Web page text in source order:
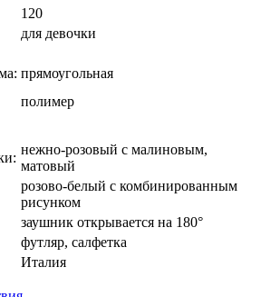
120
для девочки
прямоугольная
полимер
нежно-розовый с малиновым,
матовый
розово-белый с комбинированным
рисунком
заушник открывается на 180°
футляр, салфетка
Италия